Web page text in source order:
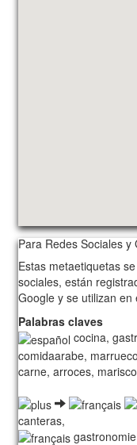
Para Redes Sociales y
Estas metaetiquetas
sociales, están
Google y se utilizan
Palabras claves
cocina,
comidaarabe,
carne, arroces,
canteras,